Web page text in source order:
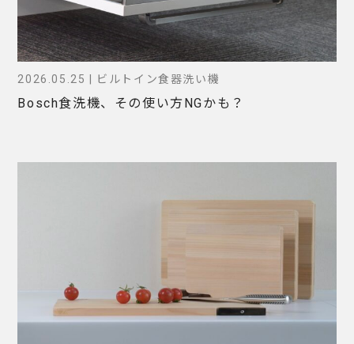
2026.05.25 | ビルトイン食器洗い機
Bosch食洗機、その使い方NGかも？